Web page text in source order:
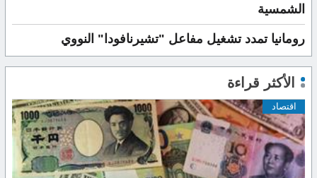
الشمسية
رومانيا تمدد تشغيل مفاعل "تشيرنافودا" النووي
الأكثر قراءة
اقتصاد